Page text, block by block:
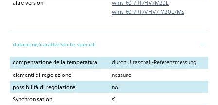
altre versioni
wms-601/RT/HV/M30E
wms-601/RT/VHV/ M30E/MS
dotazione/caratteristiche speciali
compensazione della temperatura
durch Ulraschall-Referenzmessung
elementi di regolazione
nessuno
possibilità di regolazione
no
Synchronisation
sì